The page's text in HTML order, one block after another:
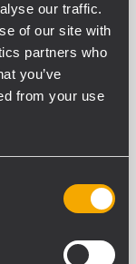
our traffic.
of our site with
partners who
you’ve
from your use